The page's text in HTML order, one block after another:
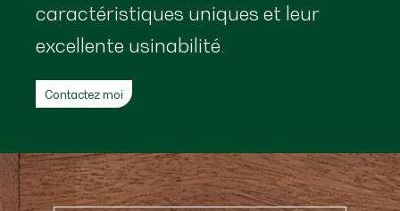
caractéristiques uniques et leur
excellente usinabilité.
Contactez moi